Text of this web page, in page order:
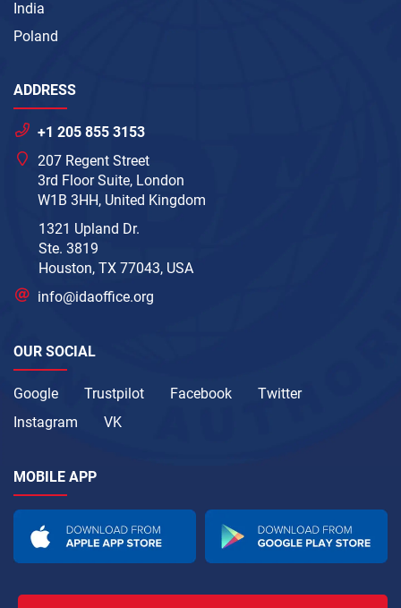
India
Poland
ADDRESS
+1 205 855 3153
207 Regent Street
3rd Floor Suite, London
W1B 3HH, United Kingdom
1321 Upland Dr.
Ste. 3819
Houston, TX 77043, USA
info@idaoffice.org
OUR SOCIAL
Google Trustpilot Facebook
Twitter
Instagram
VK
MOBILE APP